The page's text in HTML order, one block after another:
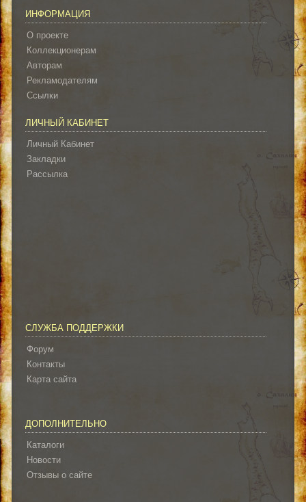
ИНФОРМАЦИЯ
О проекте
Коллекционерам
Авторам
Рекламодателям
Ссылки
ЛИЧНЫЙ КАБИНЕТ
Личный Кабинет
Закладки
Рассылка
СЛУЖБА ПОДДЕРЖКИ
Форум
Контакты
Карта сайта
ДОПОЛНИТЕЛЬНО
Каталоги
Новости
Отзывы о сайте